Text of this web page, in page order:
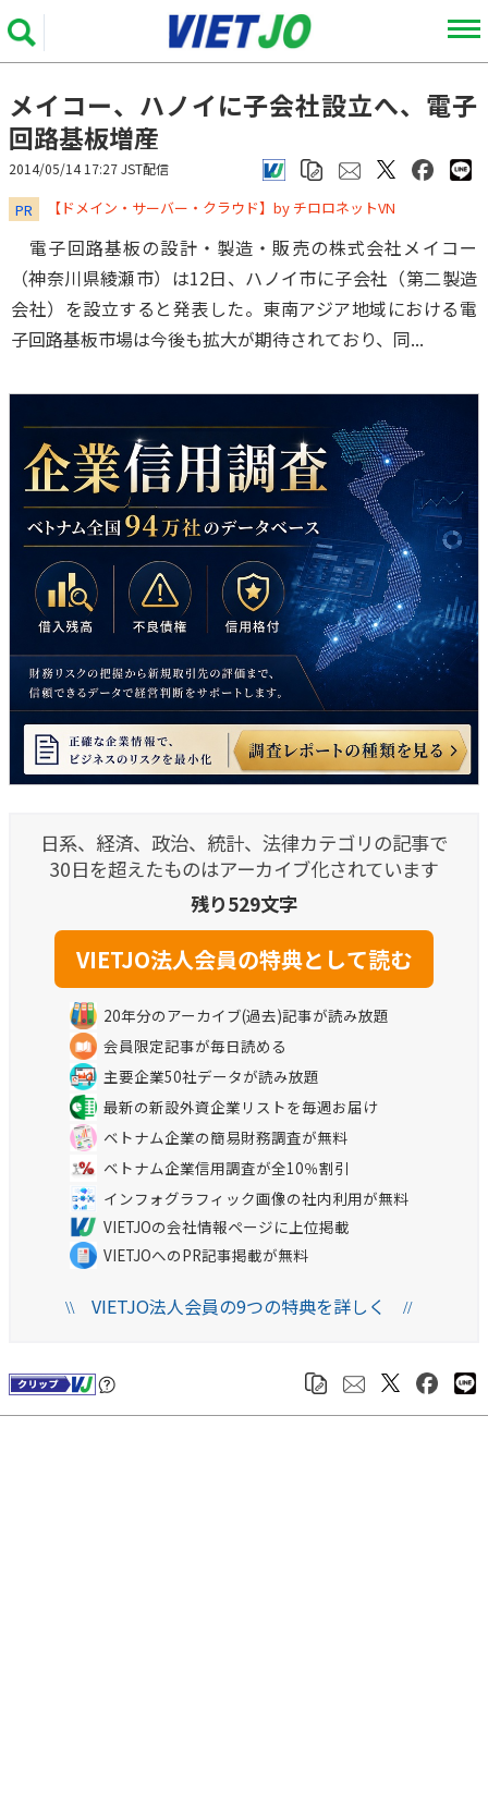
メイコー、ハノイに子会社設立へ、電子
回路基板増産
2014/05/14 17:27 JST配信
PR ​​​​​​​【ドメイン・サーバー・クラウド】by チロロネットVN
電子回路基板の設計・製造・販売の株式会社メイコー
（神奈川県綾瀬市）は12日、ハノイ市に子会社（第二製造
会社）を設立すると発表した。東南アジア地域における電
子回路基板市場は今後も拡大が期待されており、同...
日系、経済、政治、統計、法律カテゴリの記事で
30日を超えたものはアーカイブ化されています
残り529文字
20年分のアーカイブ(過去)記事が読み放題
会員限定記事が毎日読める
主要企業50社データが読み放題
最新の新設外資企業リストを毎週お届け
ベトナム企業の簡易財務調査が無料
ベトナム企業信用調査が全10％割引
インフォグラフィック画像の社内利用が無料
VIETJOの会社情報ページに上位掲載
VIETJOへのPR記事掲載が無料
\\VIETJO法人会員の9つの特典を詳しく //